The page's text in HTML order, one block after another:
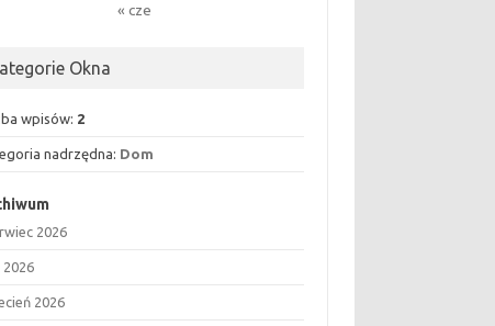
« cze
Okna
wpisów: 2
nadrzędna: Dom
2026
2026
2026